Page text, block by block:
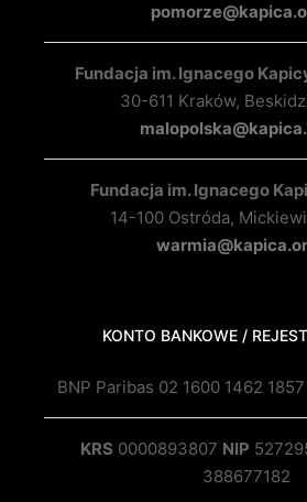
Fundacja im. Ignacego
30-611 Kraków,
Fundacja im. Ignacego
14-100 Ostróda,
KONTO BANKOWE /
BNP Paribas 02 1600 1462
KRS 0000893807 NIP
388677182